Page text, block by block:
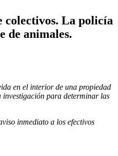
colectivos. La policía
de animales.
en el interior de una propiedad
investigación para determinar las
inmediato a los efectivos